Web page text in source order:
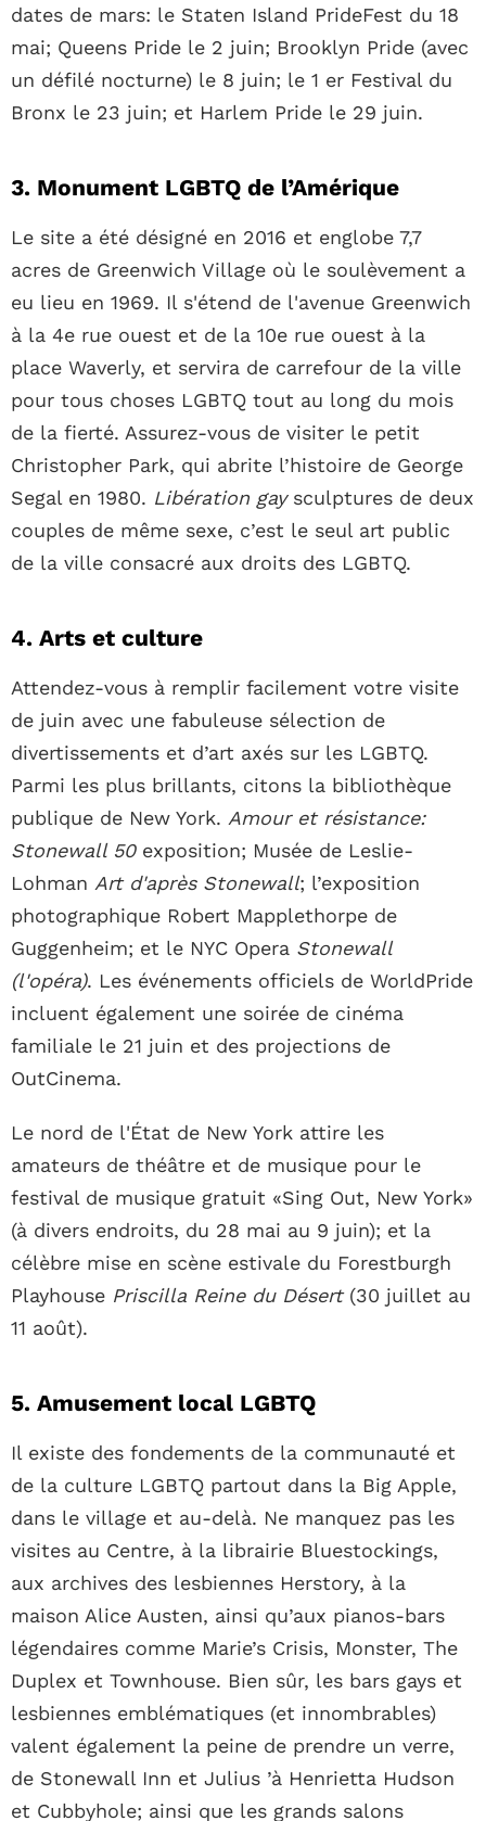
dates de mars: le Staten Island PrideFest du 18
mai; Queens Pride le 2 juin; Brooklyn Pride (avec
un défilé nocturne) le 8 juin; le 1 er Festival du
Bronx le 23 juin; et Harlem Pride le 29 juin.
3. Monument LGBTQ de l’Amérique
Le site a été désigné en 2016 et englobe 7,7
acres de Greenwich Village où le soulèvement a
eu lieu en 1969. Il s'étend de l'avenue Greenwich
à la 4e rue ouest et de la 10e rue ouest à la
place Waverly, et servira de carrefour de la ville
pour tous choses LGBTQ tout au long du mois
de la fierté. Assurez-vous de visiter le petit
Christopher Park, qui abrite l’histoire de George
Segal en 1980. Libération gaysculptures de deux
couples de même sexe, c’est le seul art public
de la ville consacré aux droits des LGBTQ.
4. Arts et culture
Attendez-vous à remplir facilement votre visite
de juin avec une fabuleuse sélection de
divertissements et d’art axés sur les LGBTQ.
Parmi les plus brillants, citons la bibliothèque
publique de New York. Amour et résistance:
Stonewall 50exposition; Musée de Leslie-
Lohman Art d'après Stonewall; l’exposition
photographique Robert Mapplethorpe de
Guggenheim; et le NYC Opera Stonewall
(l'opéra). Les événements officiels de WorldPride
incluent également une soirée de cinéma
familiale le 21 juin et des projections de
OutCinema.
Le nord de l'État de New York attire les
amateurs de théâtre et de musique pour le
festival de musique gratuit «Sing Out, New York»
(à divers endroits, du 28 mai au 9 juin); et la
célèbre mise en scène estivale du Forestburgh
Playhouse Priscilla Reine du Désert(30 juillet au
11 août).
5. Amusement local LGBTQ
Il existe des fondements de la communauté et
de la culture LGBTQ partout dans la Big Apple,
dans le village et au-delà. Ne manquez pas les
visites au Centre, à la librairie Bluestockings,
aux archives des lesbiennes Herstory, à la
maison Alice Austen, ainsi qu’aux pianos-bars
légendaires comme Marie’s Crisis, Monster, The
Duplex et Townhouse. Bien sûr, les bars gays et
lesbiennes emblématiques (et innombrables)
valent également la peine de prendre un verre,
de Stonewall Inn et Julius ’à Henrietta Hudson
et Cubbyhole; ainsi que les grands salons